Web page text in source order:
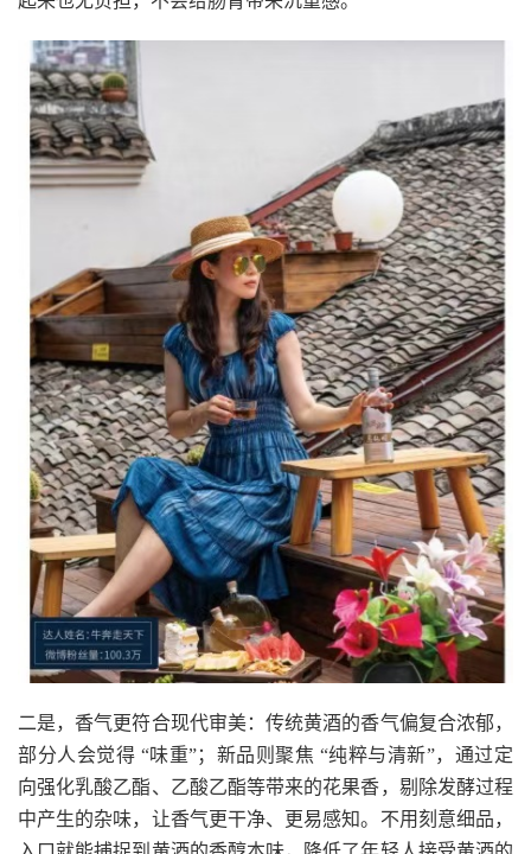
二是，香气更符合现代审美：传统黄酒的香气偏复合浓郁，
部分人会觉得 “味重”；新品则聚焦 “纯粹与清新”，通过定
向强化乳酸乙酯、乙酸乙酯等带来的花果香，剔除发酵过程
中产生的杂味，让香气更干净、更易感知。不用刻意细品，